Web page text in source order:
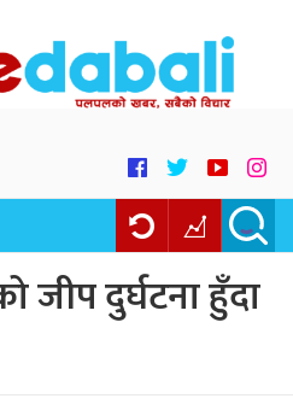
जीप दुर्घटना हुँदा